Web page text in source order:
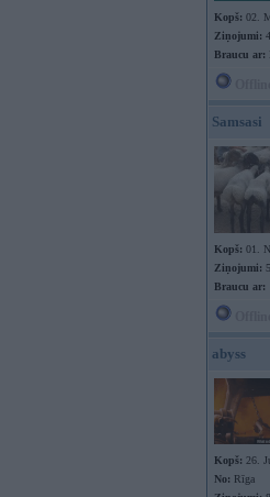
Kopš: 02.
Ziņojumi:
Braucu ar:
Samsasi
Kopš: 01.
Ziņojumi:
Braucu ar:
abyss
Kopš: 26.
No: Rīga